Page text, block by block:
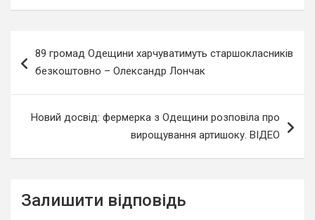
записів
89 громад Одещини харчуватимуть старшокласників
безкоштовно – Олександр Лончак
Новий досвід: фермерка з Одещини розповіла про
вирощування артишоку. ВІДЕО
Залишити відповідь